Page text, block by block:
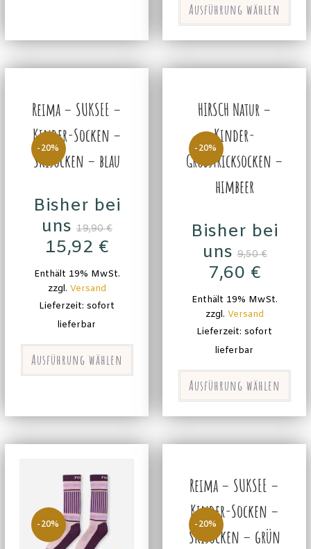
Ausführung wählen
-20%
Reima – SUKSEE –
Kinder-Socken –
Skisocken – blau
Bisher bei
uns 19,90€
15,92 €
Enthält 19% MwSt.
zzgl. Versand
Lieferzeit: sofort
lieferbar
Ausführung wählen
-20%
HIRSCH Natur –
Kinder-
Grobstricksocken –
himbeer
Bisher bei
uns 9,50€
7,60 €
Enthält 19% MwSt.
zzgl. Versand
Lieferzeit: sofort
lieferbar
Ausführung wählen
-20% -20%
Reima – SUKSEE –
Kinder-Socken –
Skisocken – grün